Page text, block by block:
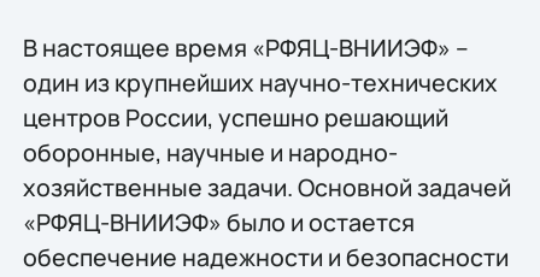
В настоящее время «РФЯЦ-ВНИИЭФ» –
один из крупнейших научно-технических
центров России, успешно решающий
оборонные, научные и народно-
хозяйственные задачи. Основной задачей
«РФЯЦ-ВНИИЭФ» было и остается
обеспечение надежности и безопасности